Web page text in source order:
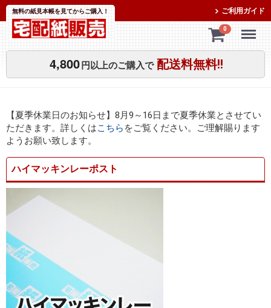
ご利用ガイド
無料の紙見本帳を見てからご購入！
0
4,800 円以上のご購入で 配送料無料!!
Menu
【夏季休業日のお知らせ】8月9～16日まで夏季休業とさせてい
ただきます。詳しくはこちら をご覧ください。ご理解賜ります
ようお願い致します。
ハイマッキンレーポスト